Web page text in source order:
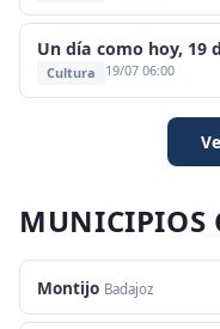
Un día como hoy, 19
Cultura 19/07 06:00
MUNICIPIOS
Montijo Badajoz